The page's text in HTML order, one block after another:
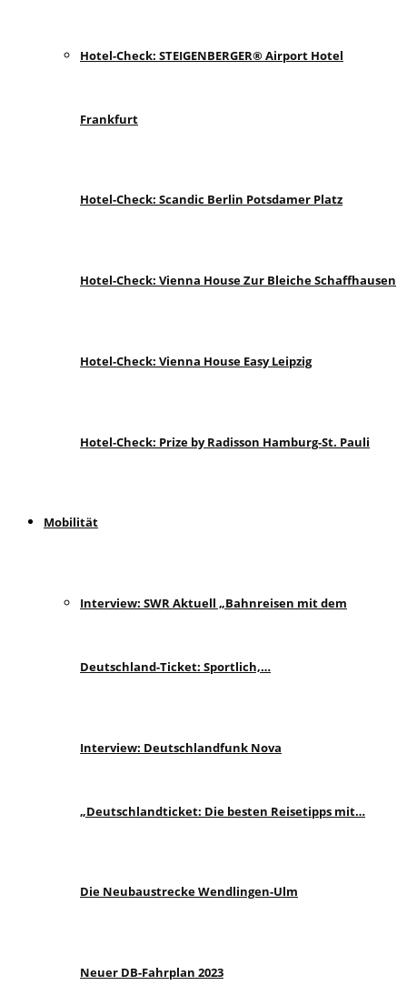
Hotel-Check: STEIGENBERGER® Airport Hotel
Frankfurt
Hotel-Check: Scandic Berlin Potsdamer Platz
Hotel-Check: Vienna House Zur Bleiche Schaffhausen
Hotel-Check: Vienna House Easy Leipzig
Hotel-Check: Prize by Radisson Hamburg-St. Pauli
Mobilität
Interview: SWR Aktuell „Bahnreisen mit dem
Deutschland-Ticket: Sportlich,…
Interview: Deutschlandfunk Nova
„Deutschlandticket: Die besten Reisetipps mit…
Die Neubaustrecke Wendlingen-Ulm
Neuer DB-Fahrplan 2023